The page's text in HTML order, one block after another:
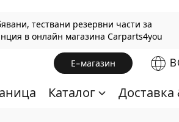
тествани резервни части за
в онлайн магазина Carparts4you
Е-магазин
Каталог Доставка